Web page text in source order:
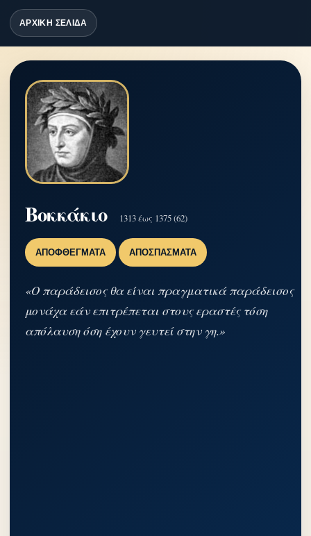
ΑΡΧΙΚΗ ΣΕΛΙΔΑ
Βοκκάκιο 1313 έως 1375 (62)
ΑΠΟΦΘΈΓΜΑΤΑ ΑΠΟΣΠΆΣΜΑΤΑ
«Ο παράδεισος θα είναι πραγματικά παράδεισος
μονάχα εάν επιτρέπεται στους εραστές τόση
απόλαυση όση έχουν γευτεί στην γη.»